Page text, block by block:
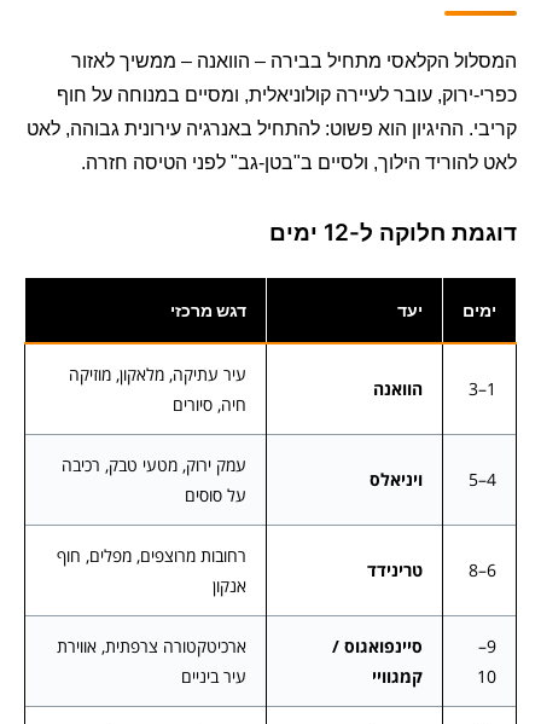
המסלול הקלאסי מתחיל בבירה – הוואנה – ממשיך לאזור
כפרי-ירוק, עובר לעיירה קולוניאלית, ומסיים במנוחה על חוף
קריבי. ההיגיון הוא פשוט: להתחיל באנרגיה עירונית גבוהה, לאט
לאט להוריד הילוך, ולסיים ב"בטן-גב" לפני הטיסה חזרה.
דוגמת חלוקה ל-12 ימים
ימים יעד דגש מרכזי
1–3 הוואנה
עיר עתיקה, מלאקון, מוזיקה
חיה, סיורים
4–5 ויניאלס
עמק ירוק, מטעי טבק, רכיבה
על סוסים
6–8 טרינידד
רחובות מרוצפים, מפלים, חוף
אנקון
9–
10
סיינפואגוס /
קמגוויי
ארכיטקטורה צרפתית, אווירת
עיר ביניים